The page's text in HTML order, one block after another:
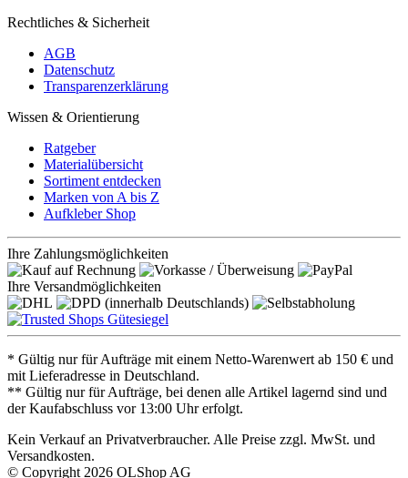
Rechtliches & Sicherheit
AGB
Datenschutz
Transparenzerklärung
Wissen & Orientierung
Ratgeber
Materialübersicht
Sortiment entdecken
Marken von A bis Z
Aufkleber Shop
Ihre Zahlungsmöglichkeiten
Ihre Versandmöglichkeiten
* Gültig nur für Aufträge mit einem Netto-Warenwert ab 150 € und
mit Lieferadresse in Deutschland.
** Gültig nur für Aufträge, bei denen alle Artikel lagernd sind und
der Kaufabschluss vor 13:00 Uhr erfolgt.
Kein Verkauf an Privatverbraucher. Alle Preise zzgl. MwSt. und
Versandkosten.
© Copyright 2026 OLShop AG